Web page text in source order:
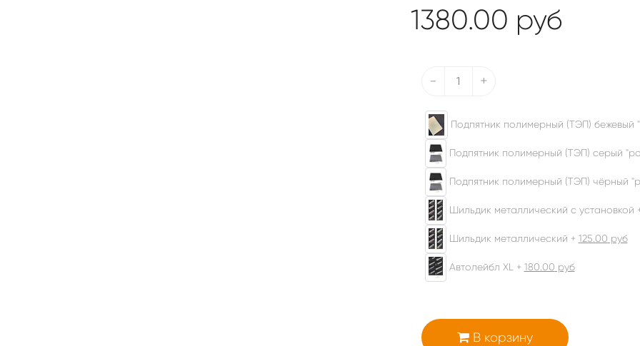
1380.00 руб
- +
Подпятник полимерный (ТЭП) бежевый
Подпятник полимерный (ТЭП) серый
Подпятник полимерный (ТЭП) чёрный
Шильдик металлический с установкой
Шильдик металлический + 125.00 руб
Автолейбл XL + 180.00 руб
В корзину